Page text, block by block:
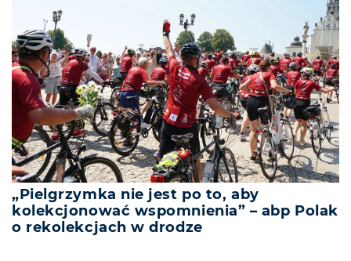
„Pielgrzymka nie jest po to, aby
kolekcjonować wspomnienia” – abp Polak
o rekolekcjach w drodze